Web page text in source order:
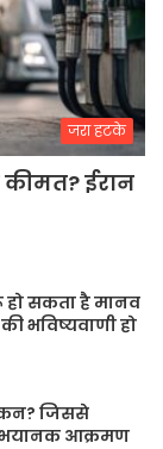
जरा हटके
कीमत? ईरान
हो सकता है मानव
भविष्यवाणी हो
जिससे
भयानक आक्रमण